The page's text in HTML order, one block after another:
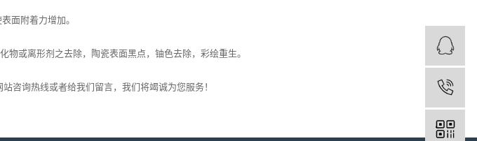
面附着力增加。
或离形剂之去除，陶瓷表面黑点，铀色去除，彩绘重生。
询热线或者给我们留言，我们将竭诚为您服务！